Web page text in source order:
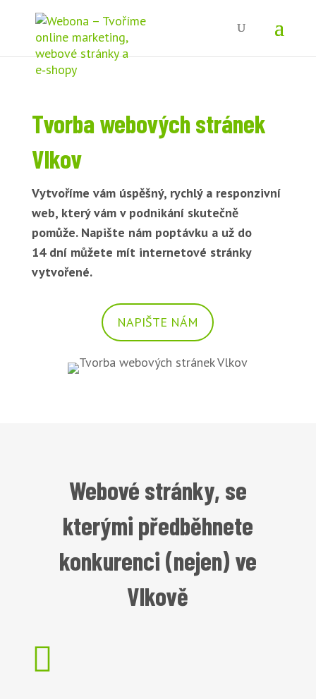
Tvorba webových stránek
Vlkov
Vytvoříme vám úspěšný, rychlý a responzivní
web, který vám v podnikání skutečně
pomůže. Napište nám poptávku a už do
14 dní můžete mít internetové stránky
vytvořené.
NAPIŠTE NÁM
Webové stránky, se
kterými předběhnete
konkurenci (nejen) ve
Vlkově
